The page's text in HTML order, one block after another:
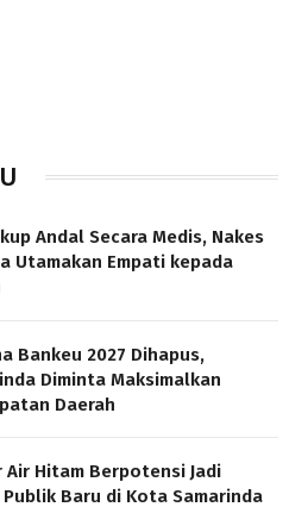
Andal Secara Medis, Nakes
Utamakan Empati kepada
Bankeu 2027 Dihapus,
Diminta Maksimalkan
Daerah
Air Hitam Berpotensi Jadi
Publik Baru di Kota Samarinda